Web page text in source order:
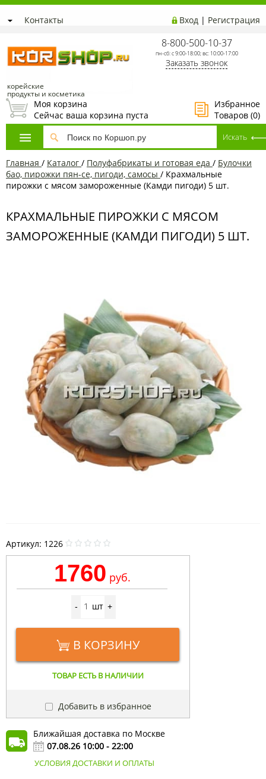
Контакты Вход | Регистрация
корейские
продукты и косметика
8-800-500-10-37
пн-сб: с 9:00-18:00; вс: 10:00-17:00
Заказать звонок
Избранное
Товаров (0)
Моя корзина
Сейчас ваша корзина пуста
Главная / Каталог / Полуфабрикаты и готовая еда / Булочки
бао, пирожки пян-се, пигоди, самосы / Крахмальные
пирожки с мясом замороженные (Камди пигоди) 5 шт.
КРАХМАЛЬНЫЕ ПИРОЖКИ С МЯСОМ
ЗАМОРОЖЕННЫЕ (КАМДИ ПИГОДИ) 5 ШТ.
Артикул: 1226
1760 руб.
- шт +
В КОРЗИНУ
ТОВАР ЕСТЬ В НАЛИЧИИ
Добавить в избранное
Ближайшая доставка по Москве
07.08.26 10:00 - 22:00
УСЛОВИЯ ДОСТАВКИ И ОПЛАТЫ